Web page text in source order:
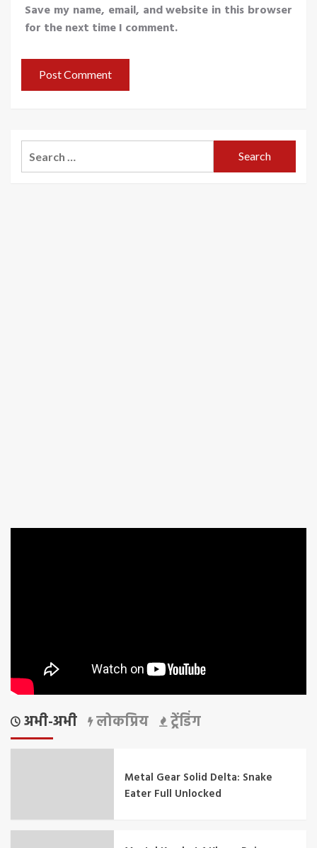
Save my name, email, and website in this browser
for the next time I comment.
for:
अभी-अभी लोकप्रिय ट्रेंडिंग
Metal Gear Solid Delta: Snake
Eater Full Unlocked